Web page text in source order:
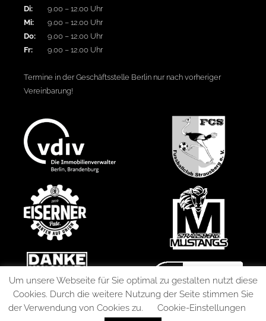
Di:
9.00 – 12.00 Uhr
Mi:
9.00 – 12.00 Uhr
Do:
9.00 – 12.00 Uhr
Fr:
9.00 – 12.00 Uhr
Termine in der Geschäftsstelle Berlin nur nach vorheriger
Vereinbarung!
Um unsere Webseite für Sie optimal zu gestalten nutzt diese
Cookies. Durch die weitere Nutzung der Seite stimmen Sie
der Verwendung von Cookies zu.
Cookie-Einstellungen